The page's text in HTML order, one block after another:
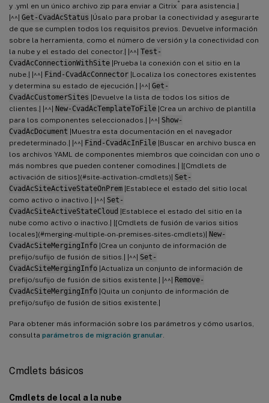
y .yml en un único archivo zip para enviar a Citrix ®
para asistencia.|
|^^| Get-CvadAcStatus |Úsalo para probar la conectividad y asegurarte
de que se cumplen todos los requisitos previos. Devuelve información
sobre la herramienta, como el número de versión y la conectividad con
la nube y el estado del conector.| |^^| Test-
CvadAcConnectionWithSite |Prueba la conexión con el sitio en la
nube.| |^^| Find-CvadAcConnector |Localiza los conectores existentes
y determina su estado de ejecución.| |^^| Get-
CvadAcCustomerSites |Devuelve la lista de todos los sitios de
clientes.| |^^| New-CvadAcTemplateToFile |Crea un archivo de plantilla
para los componentes seleccionados.| |^^| Show-
CvadAcDocument |Muestra esta documentación en el navegador
predeterminado.| |^^| Find-CvadAcInFile |Buscar en archivo busca en
los archivos YAML de componentes miembros que coincidan con uno o
más nombres que pueden contener comodines.| |[Cmdlets de
activación de sitios](#site-activation-cmdlets)| Set-
CvadAcSiteActiveStateOnPrem |Establece el estado del sitio local
como activo o inactivo.| |^^| Set-
CvadAcSiteActiveStateCloud |Establece el estado del sitio en la
nube como activo o inactivo.| |[Cmdlets de fusión de varios sitios
locales](#merging-multiple-on-premises-sites-cmdlets)| New-
CvadAcSiteMergingInfo |Crea un conjunto de información de
prefijo/sufijo de fusión de sitios.| |^^| Set-
CvadAcSiteMergingInfo |Actualiza un conjunto de información de
prefijo/sufijo de fusión de sitios existente.| |^^| Remove-
CvadAcSiteMergingInfo |Quita un conjunto de información de
prefijo/sufijo de fusión de sitios existente.|
Para obtener más información sobre los parámetros y cómo usarlos,
consulta parámetros de migración granular
Cmdlets básicos
Cmdlets de local a la nube